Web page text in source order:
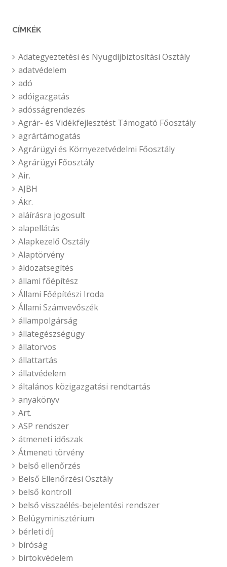
CÍMKÉK
Adategyeztetési és Nyugdíjbiztosítási Osztály
adatvédelem
adó
adóigazgatás
adósságrendezés
Agrár- és Vidékfejlesztést Támogató Főosztály
agrártámogatás
Agrárügyi és Környezetvédelmi Főosztály
Agrárügyi Főosztály
Air.
AJBH
Ákr.
aláírásra jogosult
alapellátás
Alapkezelő Osztály
Alaptörvény
áldozatsegítés
állami főépítész
Állami Főépítészi Iroda
Állami Számvevőszék
állampolgárság
állategészségügy
állatorvos
állattartás
állatvédelem
általános közigazgatási rendtartás
anyakönyv
Art.
ASP rendszer
átmeneti időszak
Átmeneti törvény
belső ellenőrzés
Belső Ellenőrzési Osztály
belső kontroll
belső visszaélés-bejelentési rendszer
Belügyminisztérium
bérleti díj
bíróság
birtokvédelem